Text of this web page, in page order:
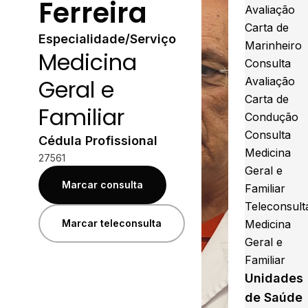
Ferreira
Especialidade/Serviço
Medicina
Geral e
Familiar
Cédula Profissional
27561
Marcar consulta
Marcar teleconsulta
Avaliação
Carta de
Marinheiro
Consulta
Avaliação
Carta de
Condução
Consulta
Medicina
Geral e
Familiar
Medicina
Geral e
Familiar
Unidades
de Saúde